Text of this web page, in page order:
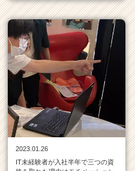
2023.01.26
IT未経験者が入社半年で三つの資